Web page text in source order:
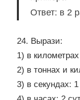
Ответ: в 2
24. Вырази:
1) в
2) в тоннах и
3) в секундах: